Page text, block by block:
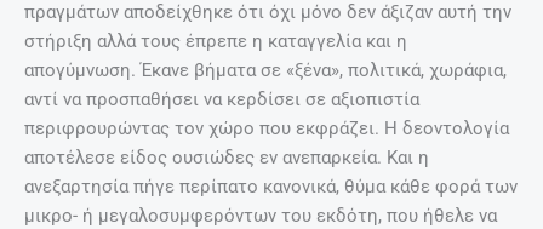
πραγμάτων αποδείχθηκε ότι όχι μόνο δεν άξιζαν αυτή την
στήριξη αλλά τους έπρεπε η καταγγελία και η
απογύμνωση. Έκανε βήματα σε «ξένα», πολιτικά, χωράφια,
αντί να προσπαθήσει να κερδίσει σε αξιοπιστία
περιφρουρώντας τον χώρο που εκφράζει. Η δεοντολογία
αποτέλεσε είδος ουσιώδες εν ανεπαρκεία. Και η
ανεξαρτησία πήγε περίπατο κανονικά, θύμα κάθε φορά των
μικρο- ή μεγαλοσυμφερόντων του εκδότη, που ήθελε να